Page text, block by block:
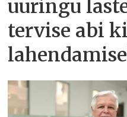
uuringu
tervise abi